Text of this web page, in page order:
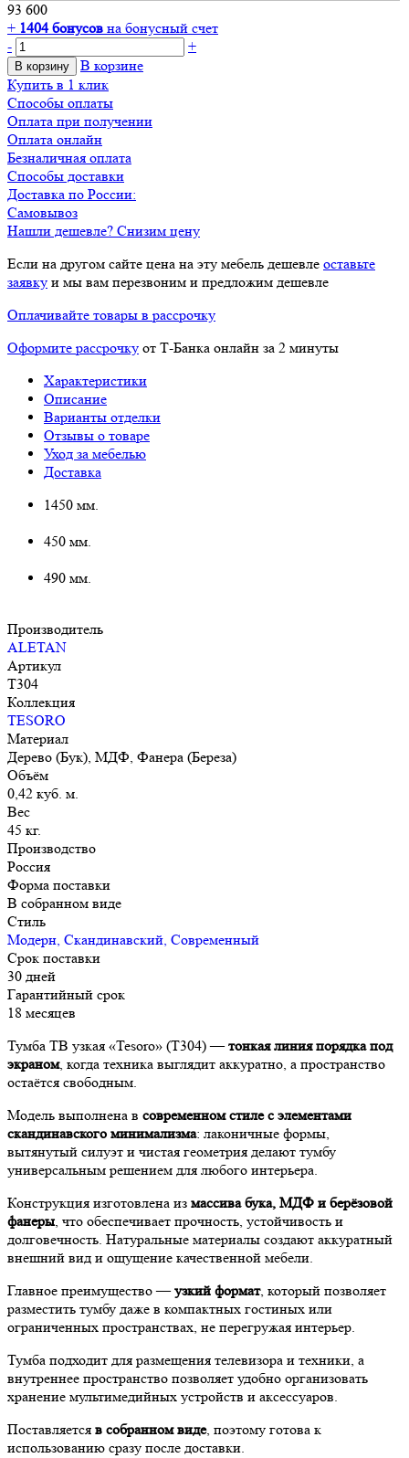
93 600
+ 1404бонусов на бонусный счет
-
+
В корзину
В корзине
Купить в 1 клик
Способы оплаты
Оплата при получении
Оплата онлайн
Безналичная оплата
Способы доставки
Доставка по России:
Самовывоз
Нашли дешевле? Снизим цену
Если на другом сайте цена на эту мебель дешевле оставьте
заявку и мы вам перезвоним и предложим дешевле
Оплачивайте товары в рассрочку
Оформите рассрочку от Т-Банка онлайн за 2 минуты
Характеристики
Описание
Варианты отделки
Отзывы о товаре
Уход за мебелью
Доставка
1450 мм.
450 мм.
490 мм.
Производитель
ALETAN
Артикул
T304
Коллекция
TESORO
Материал
Дерево (Бук), МДФ, Фанера (Береза)
Объём
0,42 куб. м.
Вес
45 кг.
Производство
Россия
Форма поставки
В собранном виде
Стиль
Модерн, Скандинавский, Современный
Срок поставки
30 дней
Гарантийный срок
18 месяцев
Тумба ТВ узкая «Tesoro» (T304) —тонкая линия порядка под
экраном, когда техника выглядит аккуратно, а пространство
остаётся свободным.
Модель выполнена в современном стиле с элементами
скандинавского минимализма: лаконичные формы,
вытянутый силуэт и чистая геометрия делают тумбу
универсальным решением для любого интерьера.
Конструкция изготовлена из массива бука, МДФ и берёзовой
фанеры, что обеспечивает прочность, устойчивость и
долговечность. Натуральные материалы создают аккуратный
внешний вид и ощущение качественной мебели.
Главное преимущество —узкий формат, который позволяет
разместить тумбу даже в компактных гостиных или
ограниченных пространствах, не перегружая интерьер.
Тумба подходит для размещения телевизора и техники, а
внутреннее пространство позволяет удобно организовать
хранение мультимедийных устройств и аксессуаров.
Поставляется в собранном виде, поэтому готова к
использованию сразу после доставки.